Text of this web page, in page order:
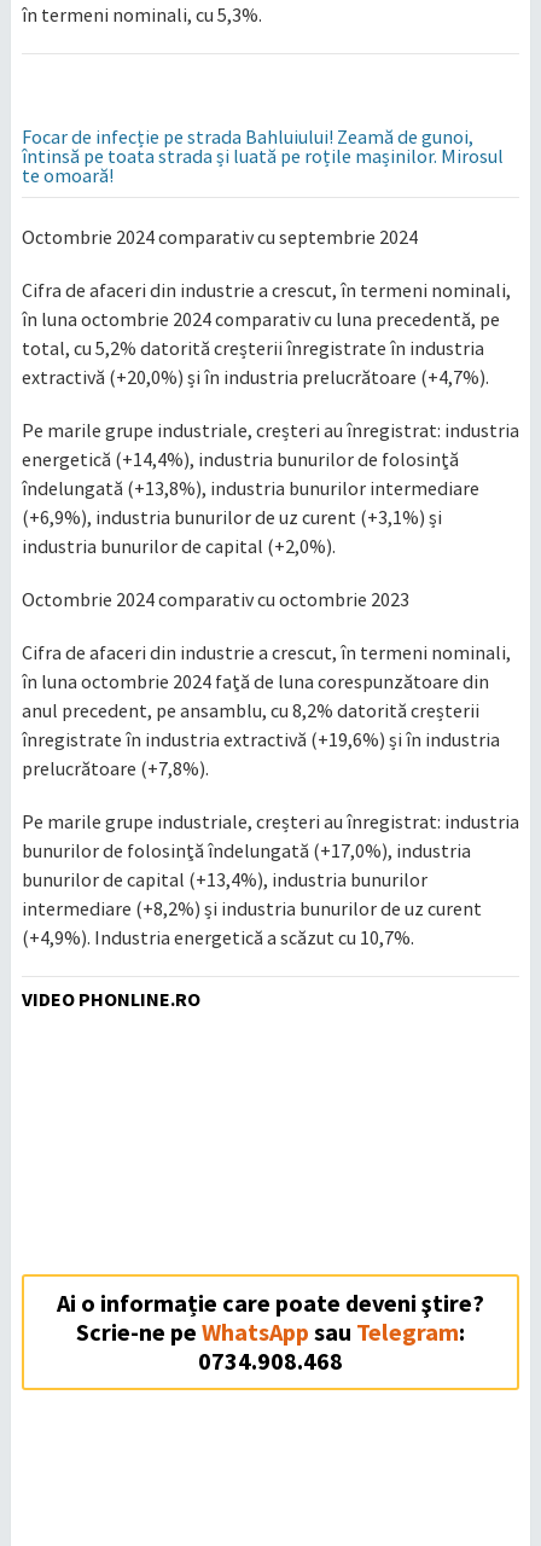
în termeni nominali, cu 5,3%.
Focar de infecție pe strada Bahluiului! Zeamă de gunoi,
întinsă pe toata strada și luată pe roțile mașinilor. Mirosul
te omoară!
Octombrie 2024 comparativ cu septembrie 2024
Cifra de afaceri din industrie a crescut, în termeni nominali,
în luna octombrie 2024 comparativ cu luna precedentă, pe
total, cu 5,2% datorită creșterii înregistrate în industria
extractivă (+20,0%) și în industria prelucrătoare (+4,7%).
Pe marile grupe industriale, creșteri au înregistrat: industria
energetică (+14,4%), industria bunurilor de folosinţă
îndelungată (+13,8%), industria bunurilor intermediare
(+6,9%), industria bunurilor de uz curent (+3,1%) și
industria bunurilor de capital (+2,0%).
Octombrie 2024 comparativ cu octombrie 2023
Cifra de afaceri din industrie a crescut, în termeni nominali,
în luna octombrie 2024 faţă de luna corespunzătoare din
anul precedent, pe ansamblu, cu 8,2% datorită creșterii
înregistrate în industria extractivă (+19,6%) și în industria
prelucrătoare (+7,8%).
Pe marile grupe industriale, creșteri au înregistrat: industria
bunurilor de folosinţă îndelungată (+17,0%), industria
bunurilor de capital (+13,4%), industria bunurilor
intermediare (+8,2%) și industria bunurilor de uz curent
(+4,9%). Industria energetică a scăzut cu 10,7%.
VIDEO PHONLINE.RO
Ai o informație care poate deveni ştire?
Scrie-ne pe WhatsApp sau Telegram:
0734.908.468